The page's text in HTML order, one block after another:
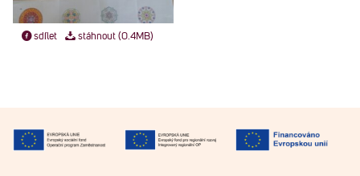
sdílet stáhnout (0.4MB)